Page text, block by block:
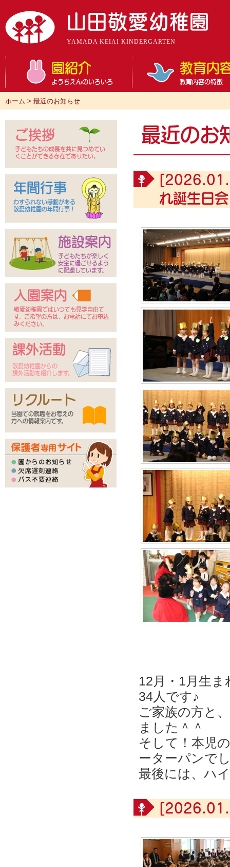
山田敬愛幼稚園
YAMADA KEIAI KINDERGARTEN
園紹介
ようちえんのいろいろ
教育内
教育内容の特徴
ホーム > 最近のお知らせ
最近のお
れ誕生日会
12月・1月生
34人です♪
ご家族の方と
ました＾＾
そして！本児
ーターパンで
最後には、ハ
ご挨拶
子どもたちの成長を共に見つめてい
くことができる存在でありたい。
年間行事
わすられない感動がある
敬愛幼稚園の年間行事！
施設案内
子どもたちが楽しく
安全に過ごせるよう
に配慮しています。
入園案内
敬愛幼稚園ではいつでも見学自由で
す。ご希望の方は、お電話にてお申込
みください。
課外活動
敬愛幼稚園からの
課外活動を紹介します。
リクルート
当園での就職をお考えの
方への情報案内です。